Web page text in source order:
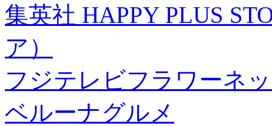
集英社 HAPPY PLUS
ア）
フジテレビフラワーネ
ベルーナグルメ